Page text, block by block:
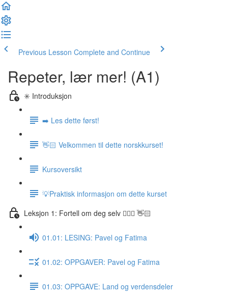
Previous Lesson Complete and Continue
Repeter, lær mer! (A1)
✳️ Introduksjon
➡️ Les dette først!
👋🏻 Velkommen til dette norskkurset!
Kursoversikt
💡Praktisk informasjon om dette kurset
Leksjon 1: Fortell om deg selv 🙋🏽‍♀️ 👋🏻
01.01: LESING: Pavel og Fatima
01.02: OPPGAVER: Pavel og Fatima
01.03: OPPGAVE: Land og verdensdeler